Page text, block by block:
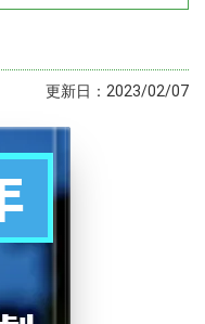
更新日：2023/02/07